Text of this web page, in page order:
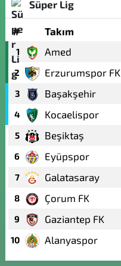
Süper Lig
# Takım
1 Amed
2 Erzurumspor FK
3 Başakşehir
4 Kocaelispor
5 Beşiktaş
6 Eyüpspor
7 Galatasaray
8 Çorum FK
9 Gaziantep FK
10 Alanyaspor